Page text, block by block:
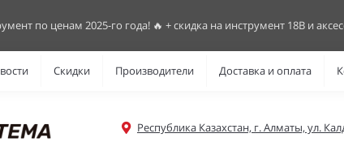
по ценам 2025-го года! 🔥 + скидка на инструмент 18В и
Скидки Производители Доставка и оплата
Республика Казахстан, г. Алматы, ул.